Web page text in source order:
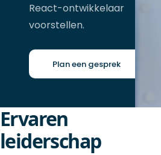
React-ontwikkelaar
voorstellen.
Plan een gesprek
Ervaren
leiderschap